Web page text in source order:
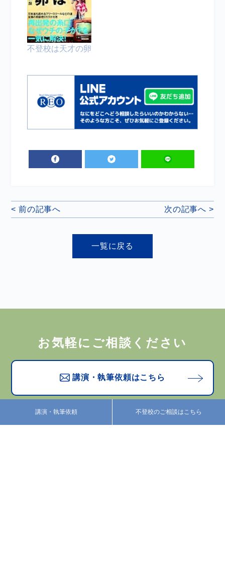
講演・執筆依頼 不登校のご相談はこちら
不登校は天才の卵
< 前の記事へ 次の記事へ >
一覧に戻る
お気軽にご相談ください
講演・執筆依頼はこちら